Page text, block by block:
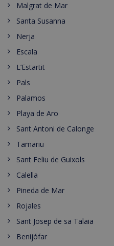
Malgrat de Mar
Santa Susanna
Nerja
Escala
L’Estartit
Pals
Palamos
Playa de Aro
Sant Antoni de Calonge
Tamariu
Sant Feliu de Guixols
Calella
Pineda de Mar
Rojales
Sant Josep de sa Talaia
Benijófar